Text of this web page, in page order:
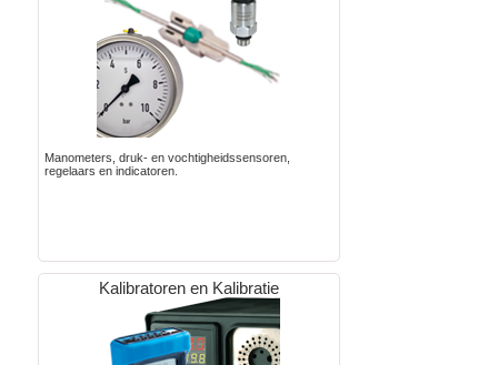
Manometers, druk- en vochtigheidssensoren,
regelaars en indicatoren.
Kalibratoren en Kalibratie